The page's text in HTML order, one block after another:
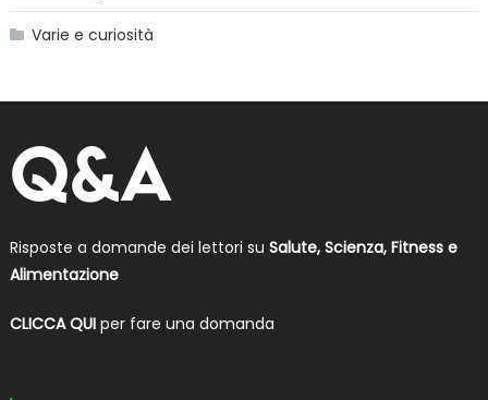
Varie e curiosità
Risposte a domande dei lettori su Salute, Scienza, Fitness e
Alimentazione
CLICCA QUIper fare una domanda